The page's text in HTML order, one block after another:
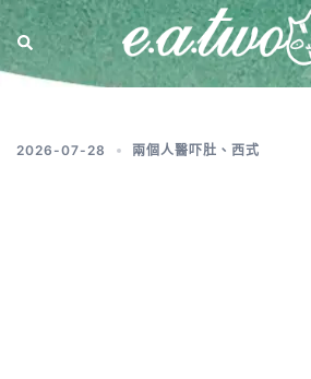
2026-07-28 兩個人醫吓肚 、 西式